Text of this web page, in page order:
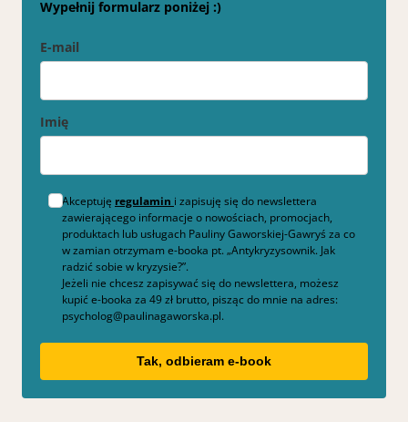
Wypełnij formularz poniżej :)
E-mail
Imię
Akceptuję regulamin i zapisuję się do newslettera
zawierającego informacje o nowościach, promocjach,
produktach lub usługach Pauliny Gaworskiej-Gawryś za co
w zamian otrzymam e-booka pt. „Antykryzysownik. Jak
radzić sobie w kryzysie?”.
Jeżeli nie chcesz zapisywać się do newslettera, możesz
kupić e-booka za 49 zł brutto, pisząc do mnie na adres:
psycholog@paulinagaworska.pl.
Tak, odbieram e-book